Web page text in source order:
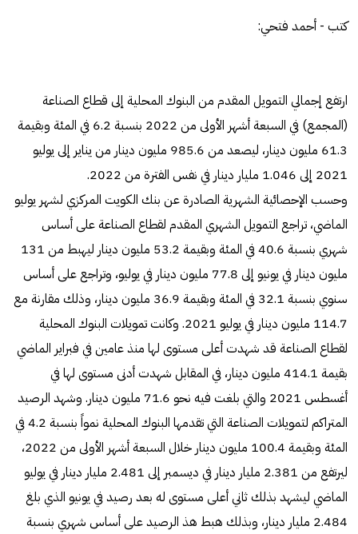
كتب - أحمد فتحي:
ارتفع إجمالي التمويل المقدم من البنوك المحلية إلى قطاع الصناعة
(المجمع) في السبعة أشهر الأولى من 2022 بنسبة 6.2 في المئة وبقيمة
61.3 مليون دينار، ليصعد من 985.6 مليون دينار من يناير إلى يوليو
2021 إلى 1.046 مليار دينار في نفس الفترة من 2022.
وحسب الإحصائية الشهرية الصادرة عن بنك الكويت المركزي لشهر يوليو
الماضي، تراجع التمويل الشهري المقدم لقطاع الصناعة على أساس
شهري بنسبة 40.6 في المئة وبقيمة 53.2 مليون دينار ليهبط من 131
مليون دينار في يونيو إلى 77.8 مليون دينار في يوليو، وتراجع على أساس
سنوي بنسبة 32.1 في المئة وبقيمة 36.9 مليون دينار، وذلك مقارنة مع
114.7 مليون دينار في يوليو 2021. وكانت تمويلات البنوك المحلية
لقطاع الصناعة قد شهدت أعلى مستوى لها منذ عامين في فبراير الماضي
بقيمة 414.1 مليون دينار، في المقابل شهدت أدنى مستوى لها في
أغسطس 2021 والتي بلغت فيه نحو 71.6 مليون دينار. وشهد الرصيد
المتراكم لتمويلات الصناعة التي تقدمها البنوك المحلية نمواً بنسبة 4.2 في
المئة وبقيمة 100.4 مليون دينار خلال السبعة أشهر الأولى من 2022،
ليرتفع من 2.381 مليار دينار في ديسمبر إلى 2.481 مليار دينار في يوليو
الماضي ليشهد بذلك ثاني أعلى مستوى له بعد رصيد في يونيو الذي بلغ
2.484 مليار دينار، وبذلك هبط هذ الرصيد على أساس شهري بنسبة